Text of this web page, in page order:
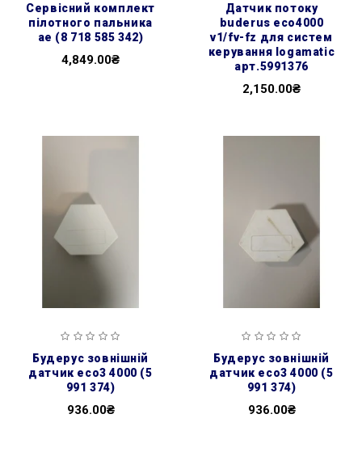
сервісний комплект
пілотного пальника
ае (8 718 585 342)
4,849.00₴
датчик потоку
buderus eco4000
v1/fv-fz для систем
керування logamatic
арт.5991376
2,150.00₴
будерус зовнішній
датчик есо3 4000 (5
991 374)
936.00₴
будерус зовнішній
датчик есо3 4000 (5
991 374)
936.00₴